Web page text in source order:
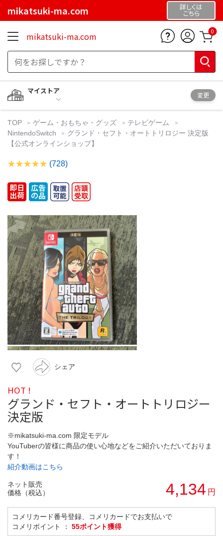
mikatsuki-ma.com 詳しくは
こちら
mikatsuki-ma.com 0
マイストア
変更
TOP ゲーム・おもちゃ・グッズ
テレビゲーム
NintendoSwitch
グランド・セフト・オートトリロジー 決定版
【公式オンラインショップ】
(728)
シェア
HOT !
グランド・セフト・オートトリロジー
決定版
※mikatsuki-ma.com 限定モデル
YouTuberの皆様に商品の使い心地などをご紹介いただいておりま
す！
紹介動画はこちら
ネット販売
価格（税込）
4,134 円
コメリカード番号登録、コメリカードでお支払いで
コメリポイント ： 55ポイント獲得